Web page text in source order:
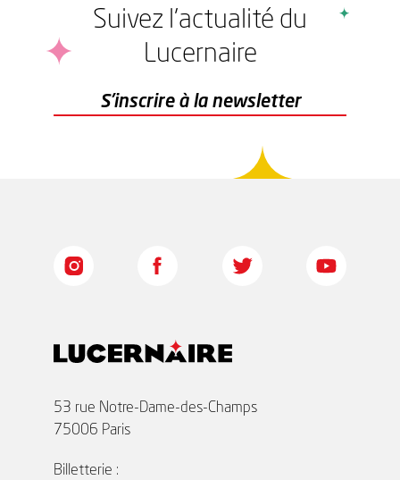
Suivez l'actualité du
Lucernaire
S'inscrire à la newsletter
53 rue Notre-Dame-des-Champs
75006 Paris
Billetterie :